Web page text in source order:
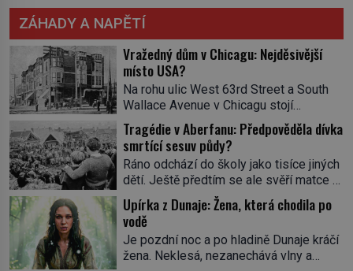
ZÁHADY A NAPĚTÍ
Vražedný dům v Chicagu: Nejděsivější
místo USA?
Na rohu ulic West 63rd Street a South
Wallace Avenue v Chicagu stojí
nenápadná pošta. Nemá žádný speciální
nápis ani pamětní desku. A přesto prý
místní zaměstnanci neradi chodí do
sklepa. Právě tady totiž sídlil sériový
vrah H. H. Holmes a také
nejpropracovanější past na lidi
v dějinách americké kriminalistiky.
Herman Webster Mudgett (1861–1896)
přijíždí […]
Tragédie v Aberfanu: Předpověděla dívka
smrtící sesuv půdy?
Ráno odchází do školy jako tisíce jiných
dětí. Ještě předtím se ale svěří matce s
podivným snem. Ve škole, kterou dobře
zná, tentokrát nevidí budovu ani
spolužáky. Místo nich se před ní tyčí
cosi temného. O několik hodin později je
mrtvá. Mohla devítiletá Zahlédla vlastní
Upírka z Dunaje: Žena, která chodila po
vodě
Je pozdní noc a po hladině Dunaje kráčí
žena. Neklesá, nezanechává vlny a